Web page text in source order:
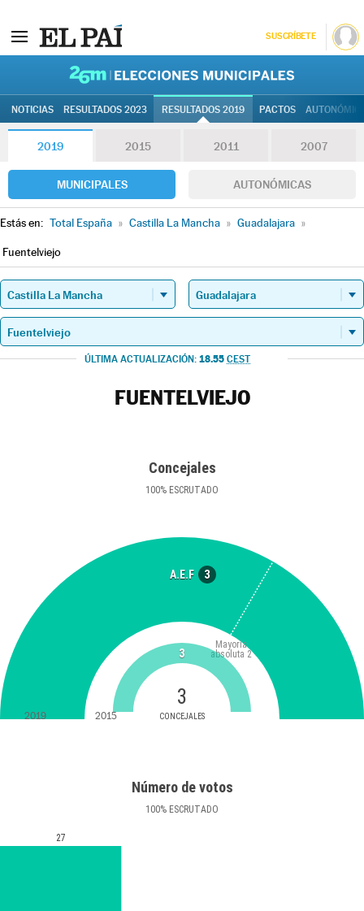
SUSCRÍBETE
NOTICIAS RESULTADOS 2023 RESULTADOS 2019 PACTOS
2019 2015 2011 2007
MUNICIPALES AUTONÓMICAS
Estás en: Total España » Castilla La Mancha » Guadalajara »
Fuentelviejo
ÚLTIMA ACTUALIZACIÓN: 18.55 CEST
FUENTELVIEJO
Concejales
100% ESCRUTADO
A.E.F 3
3
CONCEJALES
Mayoría
absoluta 2
3
2019 2015
Número de votos
100% ESCRUTADO
27